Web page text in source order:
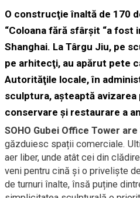
O construcţie înaltă de 170
“Coloana fără sfârşit “a fost
Shanghai. La Târgu Jiu, pe
pe arhitecţi, au apărut pete
Autorităţile locale, în
sculptura, aşteaptă
conservare şi restaurare a
SOHO Gubei Office Tower
găzduiesc spații comerciale.
aer liber, unde atât cei din
veni pentru cină și o priveliște
de turnuri înalte, însă puține